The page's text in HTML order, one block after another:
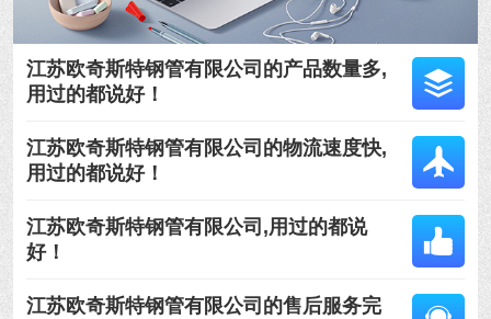
江苏欧奇斯特钢管有限公司的产品数量多,
用过的都说好！
江苏欧奇斯特钢管有限公司的物流速度快,
用过的都说好！
江苏欧奇斯特钢管有限公司,用过的都说
好！
江苏欧奇斯特钢管有限公司的售后服务完